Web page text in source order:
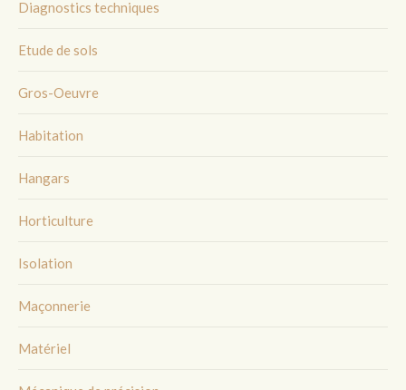
Diagnostics techniques
Etude de sols
Gros-Oeuvre
Habitation
Hangars
Horticulture
Isolation
Maçonnerie
Matériel